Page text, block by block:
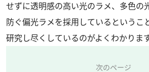
せずに透明感の高い光のラメ、多色の
防ぐ偏光ラメを採用しているというこ
研究し尽くしているのがよくわかります
次のページ